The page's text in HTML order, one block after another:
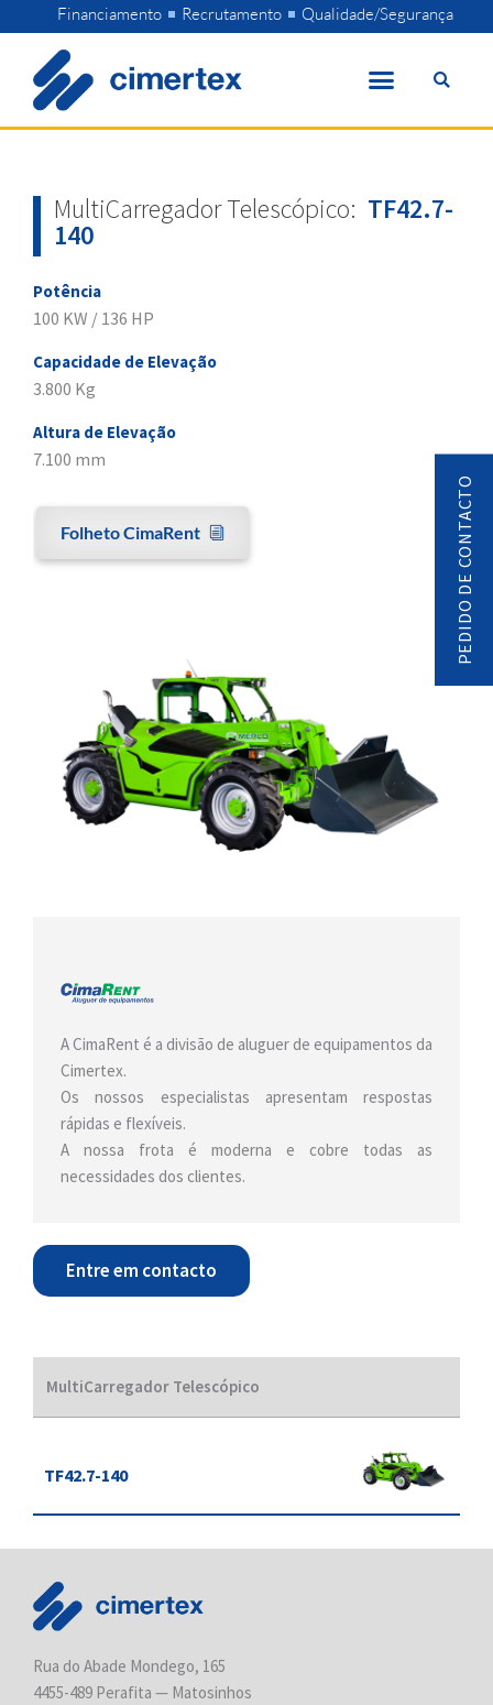
to
content
Financiamento Recrutamento Qualidade/Segurança
MultiCarregador Telescópico: TF42.7-
140
Potência
100 KW / 136 HP
Capacidade de Elevação
3.800 Kg
Altura de Elevação
7.100 mm
Folheto CimaRent
A CimaRent é a divisão de aluguer de equipamentos da
Cimertex.
Os nossos especialistas apresentam respostas
rápidas e flexíveis.
A nossa frota é moderna e cobre todas as
necessidades dos clientes.
Entre em contacto
MultiCarregador Telescópico
TF42.7-140
Rua do Abade Mondego, 165
4455-489 Perafita — Matosinhos
PEDIDO DE CONTACTO